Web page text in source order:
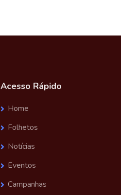
Acesso Rápido
Home
Folhetos
Notícias
Eventos
Campanhas